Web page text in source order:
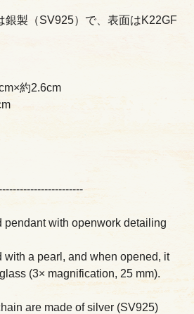
銀製（SV925）で、表面はK22GF
約2.6cm
pendant with openwork detailing
with a pearl, and when opened, it
(3× magnification, 25 mm).
are made of silver (SV925)